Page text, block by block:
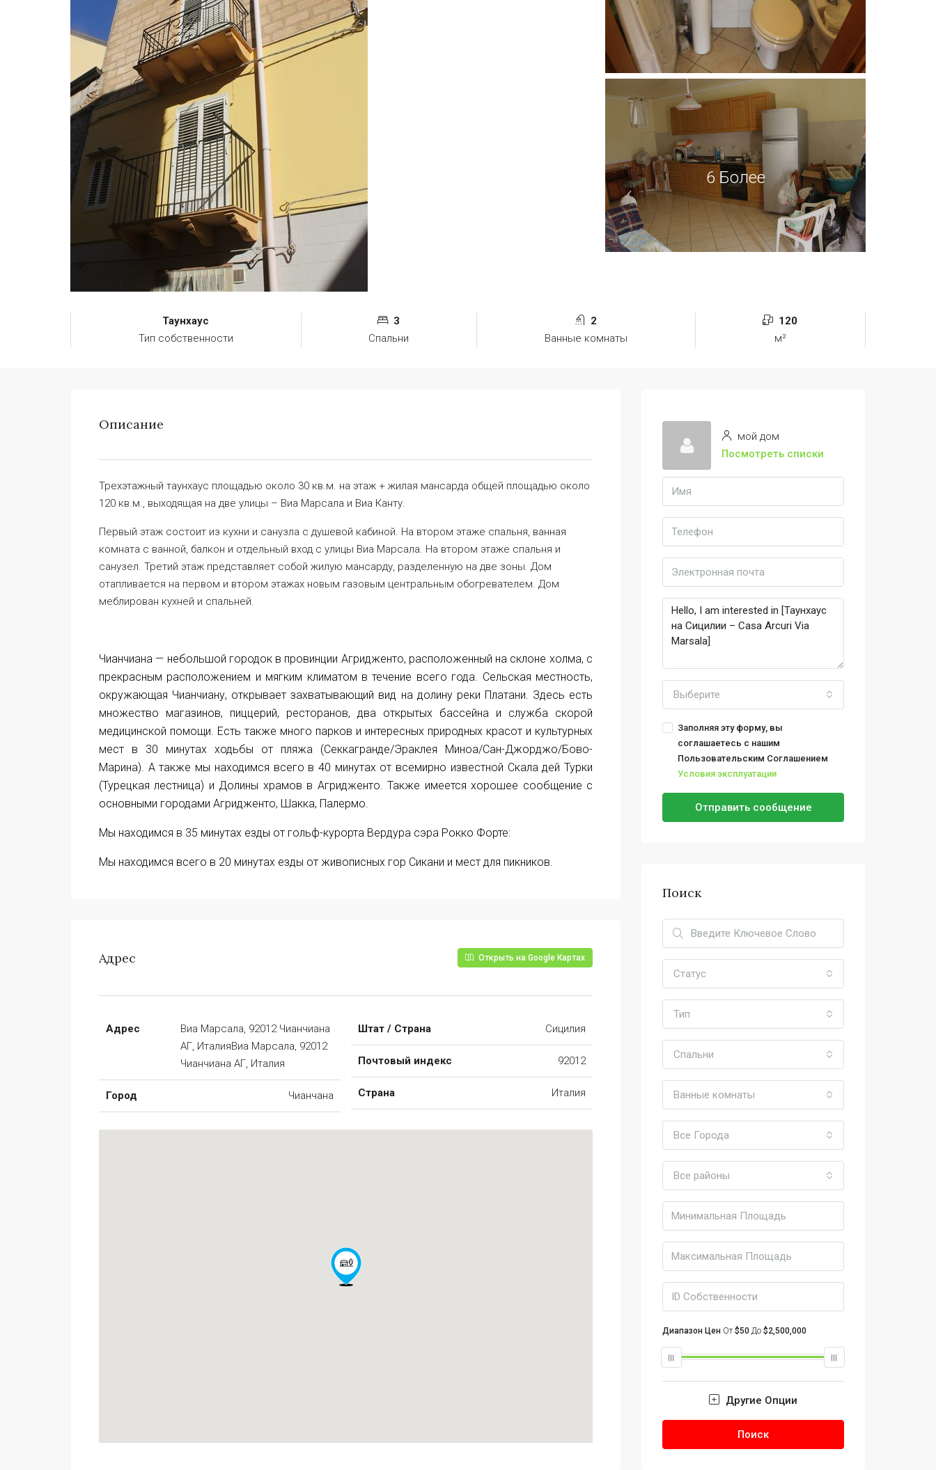
6 Более
Таунхаус
Тип собственности
3
Спальни
2
Ванные комнаты
120
м²
Описание
Трехэтажный таунхаус площадью около 30 кв.м. на этаж + жилая мансарда общей площадью около
120 кв.м., выходящая на две улицы – Виа Марсала и Виа Канту.
Первый этаж состоит из кухни и санузла с душевой кабиной. На втором этаже спальня, ванная
комната с ванной, балкон и отдельный вход с улицы Виа Марсала. На втором этаже спальня и
санузел. Третий этаж представляет собой жилую мансарду, разделенную на две зоны. Дом
отапливается на первом и втором этажах новым газовым центральным обогревателем. Дом
меблирован кухней и спальней.
Чианчиана — небольшой городок в провинции Агридженто, расположенный на склоне холма, с
прекрасным расположением и мягким климатом в течение всего года. Сельская местность,
окружающая Чианчиану, открывает захватывающий вид на долину реки Платани. Здесь есть
множество магазинов, пиццерий, ресторанов, два открытых бассейна и служба скорой
медицинской помощи. Есть также много парков и интересных природных красот и культурных
мест в 30 минутах ходьбы от пляжа (Секкагранде/Эраклея Миноа/Сан-Джорджо/Бово-
Марина). А также мы находимся всего в 40 минутах от всемирно известной Скала дей Турки
(Турецкая лестница) и Долины храмов в Агридженто. Также имеется хорошее сообщение с
основными городами Агридженто, Шакка, Палермо.
Мы находимся в 35 минутах езды от гольф-курорта Вердура сэра Рокко Форте:
Мы находимся всего в 20 минутах езды от живописных гор Сикани и мест для пикников.
Адрес Открыть на Google Картах
Адрес
Виа Марсала, 92012 Чианчиана
АГ, ИталияВиа Марсала, 92012
Чианчиана АГ, Италия
Город Чианчана
Штат / Страна Сицилия
Почтовый индекс 92012
Страна Италия
мой дом
Посмотреть списки
Выберите
Заполняя эту форму, вы
соглашаетесь с нашим
Пользовательским Соглашением
Условия эксплуатации
Отправить сообщение
Поиск
Статус
Тип
Спальни
Ванные комнаты
Все Города
Все районы
Диапазон Цен От$50 До $2,500,000
Другие Опции
Поиск